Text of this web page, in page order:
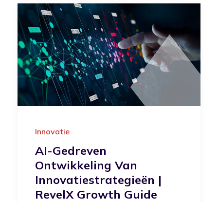
Innovatie
AI-Gedreven
Ontwikkeling Van
Innovatiestrategieën |
RevelX Growth Guide